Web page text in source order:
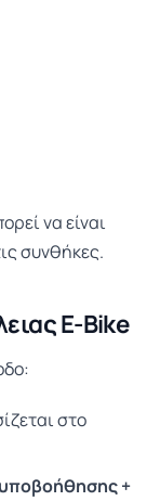
να είναι
συνθήκες.
E-Bike
στο
+